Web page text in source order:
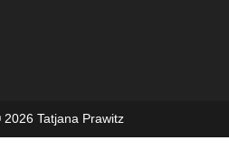
Tatjana Prawitz